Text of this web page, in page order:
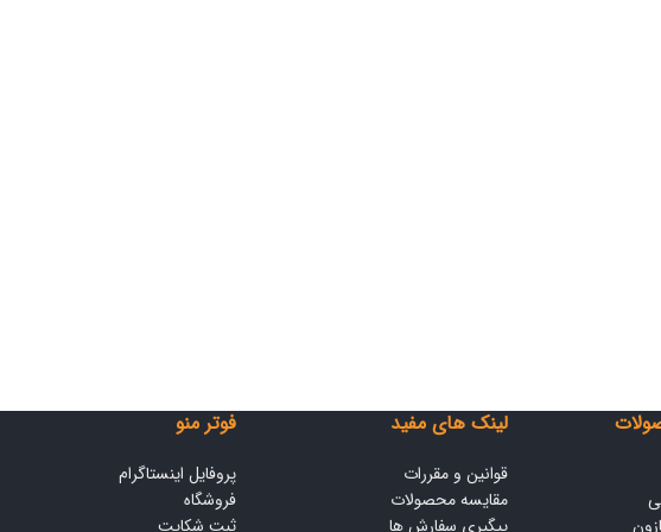
لینک های مفید
قوانین و مقررات
مقایسه محصولات
پیگیری سفارش ها
فوتر منو
پروفایل اینستاگرام
فروشگاه
ثبت شکایت